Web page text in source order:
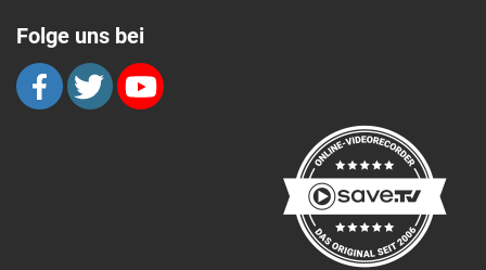
Folge uns bei